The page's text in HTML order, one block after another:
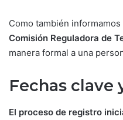
Como también informamos
Comisión Reguladora de
manera formal a una
Fechas
El proceso de registro